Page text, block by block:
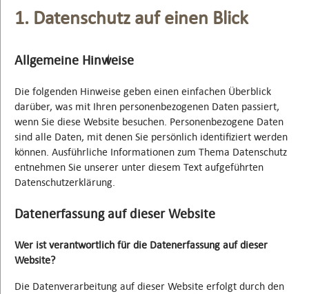
1. Datenschutz auf einen Blick
Allgemeine Hinweise
Die folgenden Hinweise geben einen einfachen Überblick
darüber, was mit Ihren personenbezogenen Daten passiert,
wenn Sie diese Website besuchen. Personenbezogene Daten
sind alle Daten, mit denen Sie persönlich identifiziert werden
können. Ausführliche Informationen zum Thema Datenschutz
entnehmen Sie unserer unter diesem Text aufgeführten
Datenschutzerklärung.
Datenerfassung auf dieser Website
Wer ist verantwortlich für die Datenerfassung auf dieser
Website?
Die Datenverarbeitung auf dieser Website erfolgt durch den